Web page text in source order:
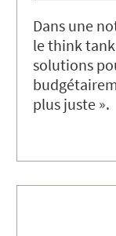
Dans une
le think
solutions
plus juste ».